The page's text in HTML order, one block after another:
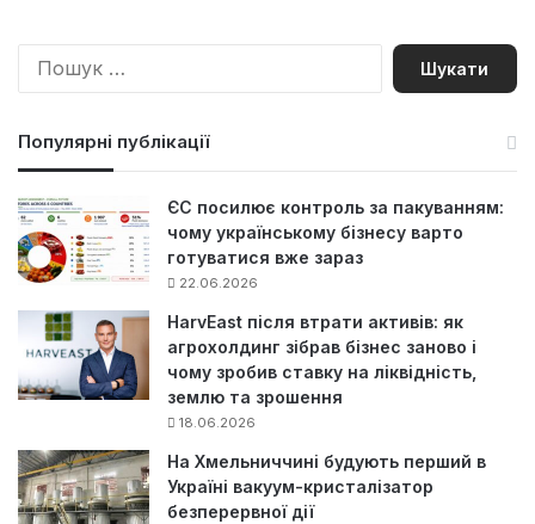
П
Популярні публікації
ЄС посилює контроль за пакуванням:
чому українському бізнесу варто
готуватися вже зараз
22.06.2026
HarvEast після втрати активів: як
агрохолдинг зібрав бізнес заново і
чому зробив ставку на ліквідність,
землю та зрошення
18.06.2026
На Хмельниччині будують перший в
Україні вакуум-кристалізатор
безперервної дії